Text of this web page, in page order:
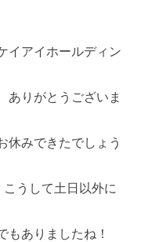
イアイホールディン
ありがとうございま
休みできたでしょう
うして土日以外に
もありましたね！